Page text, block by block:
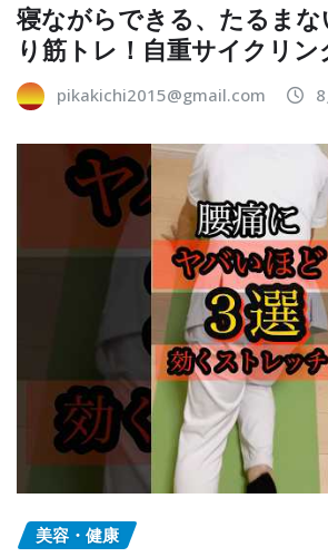
寝ながらできる、たるまな
り筋トレ！自重サイクリン
pikakichi2015@gmail.com
美容・健康